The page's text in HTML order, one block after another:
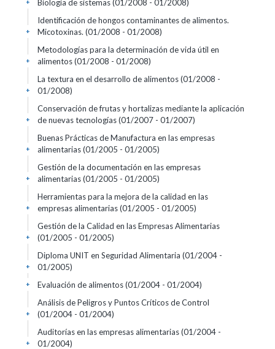
Biología de sistemas(01/2008 - 01/2008)
+
Identificación de hongos contaminantes de alimentos.
Micotoxinas. (01/2008 - 01/2008)
+
Metodologías para la determinación de vida útil en
alimentos(01/2008 - 01/2008)
+
La textura en el desarrollo de alimentos(01/2008 -
01/2008)
+
Conservación de frutas y hortalizas mediante la aplicación
de nuevas tecnologías(01/2007 - 01/2007)
+
Buenas Prácticas de Manufactura en las empresas
alimentarias(01/2005 - 01/2005)
+
Gestión de la documentación en las empresas
alimentarias(01/2005 - 01/2005)
+
Herramientas para la mejora de la calidad en las
empresas alimentarias(01/2005 - 01/2005)
+
Gestión de la Calidad en las Empresas Alimentarias
(01/2005 - 01/2005)
+
Diploma UNIT en Seguridad Alimentaria (01/2004 -
01/2005)
+
Evaluación de alimentos(01/2004 - 01/2004)
+
Análisis de Peligros y Puntos Críticos de Control
(01/2004 - 01/2004)
+
Auditorías en las empresas alimentarias(01/2004 -
01/2004)
+